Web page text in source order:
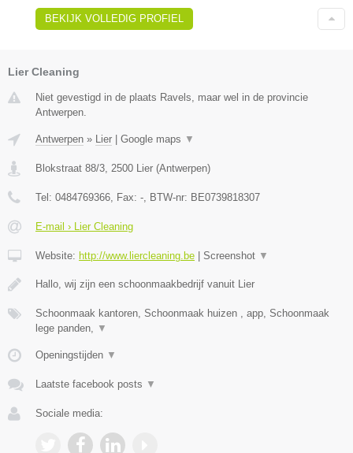
BEKIJK VOLLEDIG PROFIEL
Lier Cleaning
Niet gevestigd in de plaats Ravels, maar wel in de provincie
Antwerpen.
Antwerpen » Lier Google maps ▼
Blokstraat 88/3 2500 Lier (Antwerpen)
Tel: 0484769366 , Fax: - , BTW-nr: BE0739818307
E-mail › Lier Cleaning
Website: http://www.liercleaning.be Screenshot ▼
Hallo, wij zijn een schoonmaakbedrijf vanuit Lier
Schoonmaak kantoren, Schoonmaak huizen , app, Schoonmaak
lege panden,
▼
Openingstijden ▼
Laatste facebook posts ▼
Sociale media: